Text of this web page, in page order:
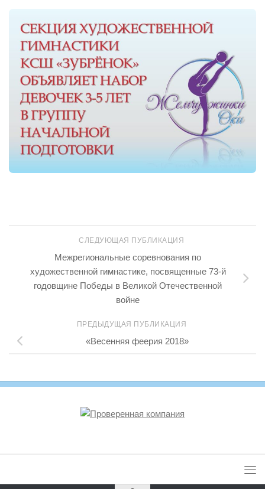
СЛЕДУЮЩАЯ ПУБЛИКАЦИЯ
Межрегиональные соревнования по
художественной гимнастике, посвященные 73-й
годовщине Победы в Великой Отечественной
войне
ПРЕДЫДУЩАЯ ПУБЛИКАЦИЯ
«Весенняя феерия 2018»